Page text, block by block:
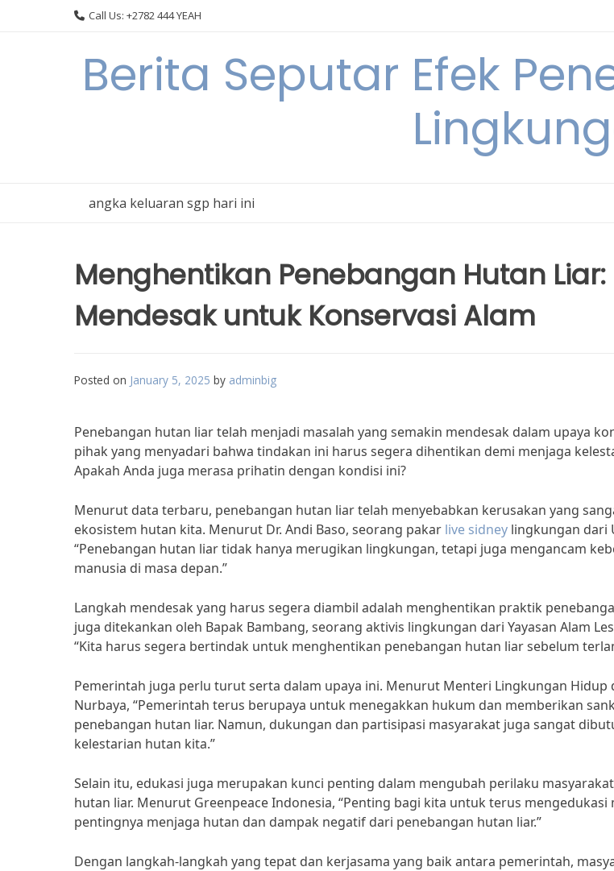
Call Us: +2782 444 YEAH
Berita Seputar Efek
angka keluaran sgp hari ini
Menghentikan Penebangan Hutan
Mendesak untuk Konservasi Alam
Posted on January 5, 2025 by adminbig
Penebangan hutan liar telah menjadi masalah yang semakin mendesak dalam upaya
pihak yang menyadari bahwa tindakan ini harus segera dihentikan demi menjaga
Apakah Anda juga merasa prihatin dengan kondisi ini?
Menurut data terbaru, penebangan hutan liar telah menyebabkan kerusakan yang
ekosistem hutan kita. Menurut Dr. Andi Baso, seorang pakar live sidney lingkungan dari
“Penebangan hutan liar tidak hanya merugikan lingkungan, tetapi juga mengancam
manusia di masa depan.”
Langkah mendesak yang harus segera diambil adalah menghentikan praktik
juga ditekankan oleh Bapak Bambang, seorang aktivis lingkungan dari Yayasan Alam
“Kita harus segera bertindak untuk menghentikan penebangan hutan liar sebelum
Pemerintah juga perlu turut serta dalam upaya ini. Menurut Menteri Lingkungan Hidup
Nurbaya, “Pemerintah terus berupaya untuk menegakkan hukum dan memberikan
penebangan hutan liar. Namun, dukungan dan partisipasi masyarakat juga sangat
kelestarian hutan kita.”
Selain itu, edukasi juga merupakan kunci penting dalam mengubah perilaku
hutan liar. Menurut Greenpeace Indonesia, “Penting bagi kita untuk terus
pentingnya menjaga hutan dan dampak negatif dari penebangan hutan liar.”
Dengan langkah-langkah yang tepat dan kerjasama yang baik antara pemerintah,